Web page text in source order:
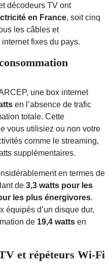
décodeurs TV ont
en France, soit cinq
les câbles et
fixes du pays.
une box internet
en l’absence de trafic
totale. Cette
vous utilisiez ou non votre
comme le streaming,
supplémentaires.
en termes de
de 3,3 watts pour les
les plus énergivores.
équipés d’un disque dur,
de 19,4 watts en
et répéteurs Wi-Fi